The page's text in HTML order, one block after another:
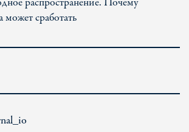
может сработать